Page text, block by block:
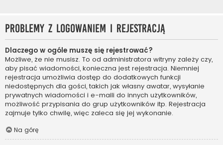
Problemy z logowaniem i rejestracją
Dlaczego w ogóle muszę się rejestrować?
Możliwe, że nie musisz. To od administratora witryny zależy czy,
aby pisać wiadomości, konieczna jest rejestracja. Niemniej
rejestracja umożliwia dostęp do dodatkowych funkcji
niedostępnych dla gości, takich jak własny awatar, wysyłanie
prywatnych wiadomości i e-maili do innych użytkowników,
możliwość przypisania do grup użytkowników itp. Rejestracja
zajmuje tylko chwilę, więc zaleca się jej wykonanie.
Na górę